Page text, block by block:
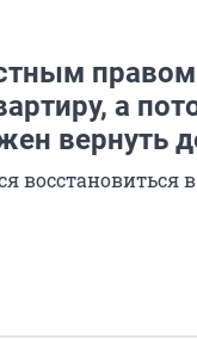
а
вернуть
восстановиться